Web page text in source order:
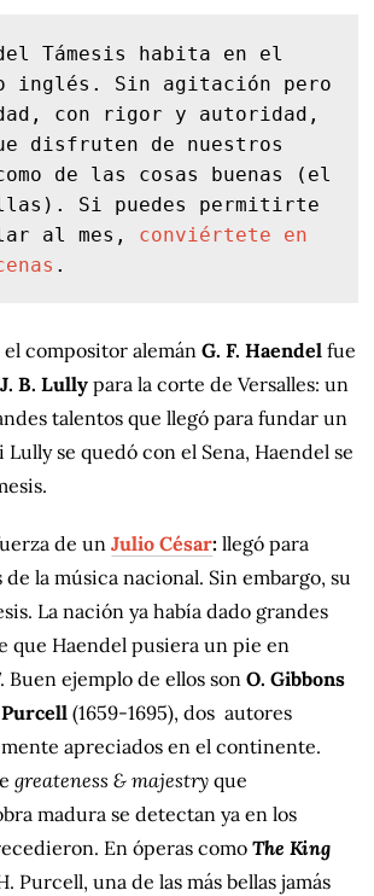
Támesis habita en el
inglés. Sin agitación pero
con rigor y autoridad,
disfruten de nuestros
de las cosas buenas (el
Si puedes permitirte
al mes, conviértete en
.
el compositor alemánG. F. Haendel fue
J. B. Lully para la corte de Versalles: un
talentos que llegó para fundar un
se quedó con el Sena, Haendel se
de unJulio César: llegó para
la música nacional. Sin embargo, su
La nación ya había dado grandes
que Haendel pusiera un pie en
Buen ejemplo de ellos sonO. Gibbons
(1659-1695), dos autores
apreciados en el continente.
greateness & majestryque
madura se detectan ya en los
En óperas comoThe King
Purcell, una de las más bellas jamás